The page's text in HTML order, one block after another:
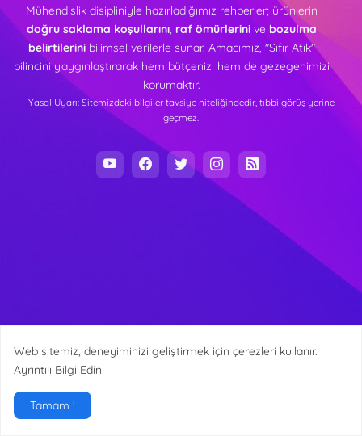
Mühendislik disipliniyle hazırladığımız rehberler; ürünlerin
doğru saklama koşullarını, raf ömürlerinive bozulma
belirtilerinibilimsel verilerle sunar. Amacımız, "Sıfır Atık"
bilincini yaygınlaştırarak hem bütçenizi hem de gezegenimizi
korumaktır.
Yasal Uyarı: Sitemizdeki bilgiler tavsiye niteliğindedir, tıbbi görüş yerine
geçmez.
Web sitemiz, deneyiminizi geliştirmek için çerezleri kullanır.
Ayrıntılı Bilgi Edin
Tamam !